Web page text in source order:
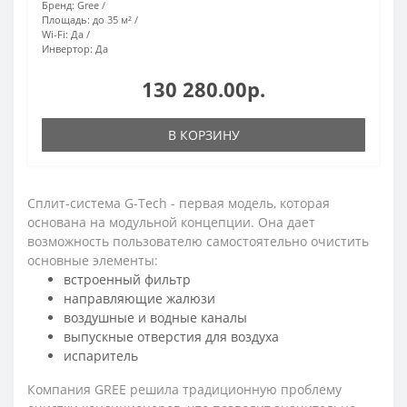
Бренд: Gree
Площадь: до 35 м²
Wi-Fi: Да
Инвертор: Да
130 280.00р.
В КОРЗИНУ
Сплит-система G-Tech - первая модель, которая
основана на модульной концепции. Она дает
возможность пользователю самостоятельно очистить
основные элементы:
встроенный фильтр
направляющие жалюзи
воздушные и водные каналы
выпускные отверстия для воздуха
испаритель
Компания GREE решила традиционную проблему